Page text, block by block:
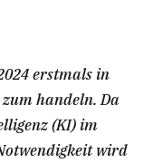
erstmals in
handeln. Da
(KI) im
wird